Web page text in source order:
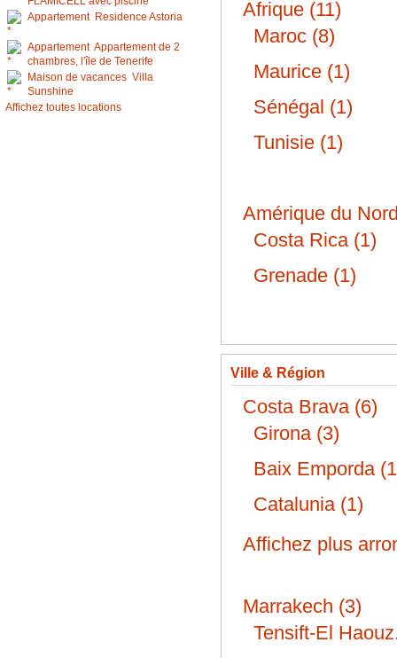
Appartement Residence Astoria
Appartement Appartement de 2
chambres, l'île de Tenerife
Maison de vacances Villa
Sunshine
Affichez toutes locations
Afrique (11)
Maroc (8)
Maurice (1)
Sénégal (1)
Tunisie (1)
Amérique du
Costa Rica (1)
Grenade (1)
Ville & Région
Costa Brava (6)
Girona (3)
Baix Emporda
Catalunia (1)
Affichez plus
Marrakech (3)
Tensift-El